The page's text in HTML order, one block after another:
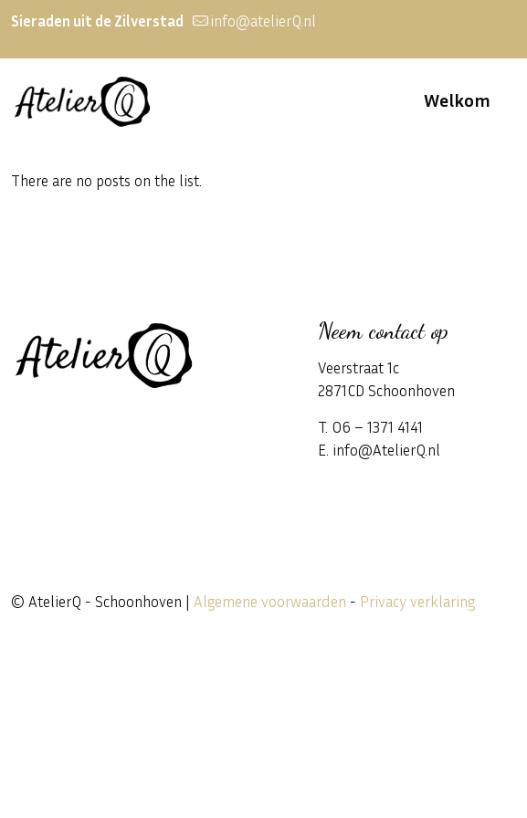
Sieraden uit de Zilverstad info@atelierQ.nl
Welkom
There are no posts on the list.
Neem contact op
Veerstraat 1c
2871CD Schoonhoven
T. 06 – 1371 4141
E. info@AtelierQ.nl
© AtelierQ - Schoonhoven | Algemene voorwaarden - Privacy verklaring